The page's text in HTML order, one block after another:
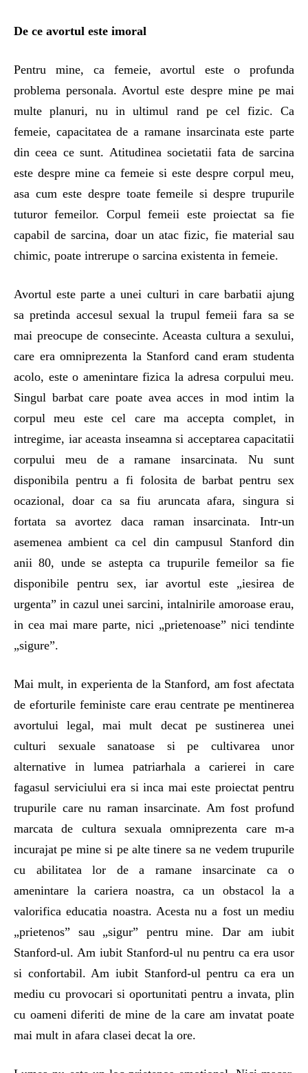
De ce avortul este imoral
Pentru mine, ca femeie, avortul este o profunda
problema personala. Avortul este despre mine pe mai
multe planuri, nu in ultimul rand pe cel fizic. Ca
femeie, capacitatea de a ramane insarcinata este parte
din ceea ce sunt. Atitudinea societatii fata de sarcina
este despre mine ca femeie si este despre corpul meu,
asa cum este despre toate femeile si despre trupurile
tuturor femeilor. Corpul femeii este proiectat sa fie
capabil de sarcina, doar un atac fizic, fie material sau
chimic, poate intrerupe o sarcina existenta in femeie.
Avortul este parte a unei culturi in care barbatii ajung
sa pretinda accesul sexual la trupul femeii fara sa se
mai preocupe de consecinte. Aceasta cultura a sexului,
care era omniprezenta la Stanford cand eram studenta
acolo, este o amenintare fizica la adresa corpului meu.
Singul barbat care poate avea acces in mod intim la
corpul meu este cel care ma accepta complet, in
intregime, iar aceasta inseamna si acceptarea capacitatii
corpului meu de a ramane insarcinata. Nu sunt
disponibila pentru a fi folosita de barbat pentru sex
ocazional, doar ca sa fiu aruncata afara, singura si
fortata sa avortez daca raman insarcinata. Intr-un
asemenea ambient ca cel din campusul Stanford din
anii 80, unde se astepta ca trupurile femeilor sa fie
disponibile pentru sex, iar avortul este „iesirea de
urgenta” in cazul unei sarcini, intalnirile amoroase erau,
in cea mai mare parte, nici „prietenoase” nici tendinte
„sigure”.
Mai mult, in experienta de la Stanford, am fost afectata
de eforturile feministe care erau centrate pe mentinerea
avortului legal, mai mult decat pe sustinerea unei
culturi sexuale sanatoase si pe cultivarea unor
alternative in lumea patriarhala a carierei in care
fagasul serviciului era si inca mai este proiectat pentru
trupurile care nu raman insarcinate. Am fost profund
marcata de cultura sexuala omniprezenta care m-a
incurajat pe mine si pe alte tinere sa ne vedem trupurile
cu abilitatea lor de a ramane insarcinate ca o
amenintare la cariera noastra, ca un obstacol la a
valorifica educatia noastra. Acesta nu a fost un mediu
„prietenos” sau „sigur” pentru mine. Dar am iubit
Stanford-ul. Am iubit Stanford-ul nu pentru ca era usor
si confortabil. Am iubit Stanford-ul pentru ca era un
mediu cu provocari si oportunitati pentru a invata, plin
cu oameni diferiti de mine de la care am invatat poate
mai mult in afara clasei decat la ore.